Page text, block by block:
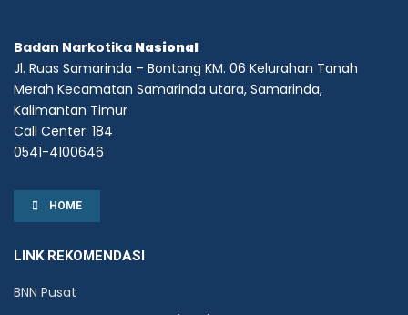
Badan Narkotika Nasional
Jl. Ruas Samarinda – Bontang KM. 06 Kelurahan Tanah
Merah Kecamatan Samarinda utara, Samarinda,
Kalimantan Timur
Call Center: 184
0541-4100646
HOME
LINK REKOMENDASI
BNN Pusat